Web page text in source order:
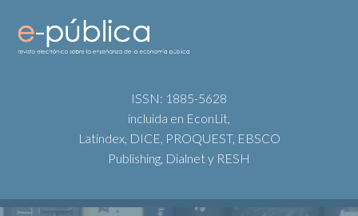
ISSN: 1885-5628
incluida en EconLit,
Latindex, DICE, PROQUEST, EBSCO
Publishing, Dialnet y RESH